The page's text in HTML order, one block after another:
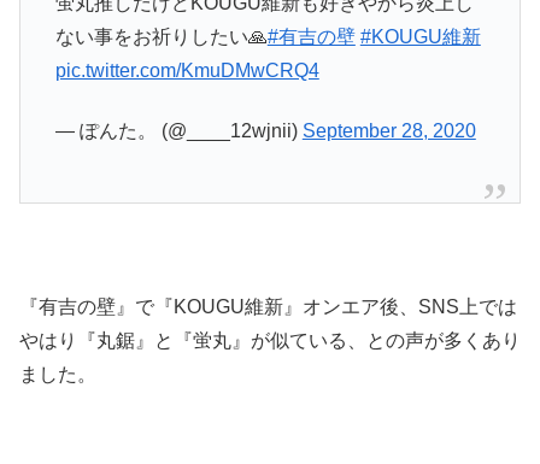
ない事をお祈りしたい🙏#有吉の壁 #KOUGU維新
pic.twitter.com/KmuDMwCRQ4
— ぽんた。 (@____12wjnii) September 28, 2020
『有吉の壁』で『KOUGU維新』オンエア後、SNS上では
やはり『丸鋸』と『蛍丸』が似ている、との声が多くあり
ました。